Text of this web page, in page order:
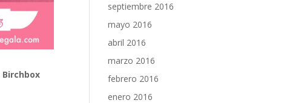
Birchbox
septiembre 2016
mayo 2016
abril 2016
marzo 2016
febrero 2016
enero 2016